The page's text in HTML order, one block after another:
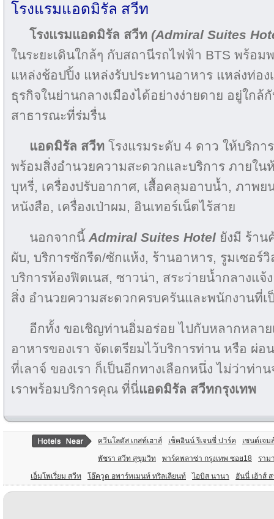
โรงแรมแอดมิรัล สวีท
โรงแรมแอดมิรัล สวีท (Admiral Suites
ในระยะเดินใกล้ๆ กับสถานีรถไฟฟ้า BTS พร้อม
แหล่งช้อปปิ้ง แหล่งรับประทานอาหาร แหล่งท่อง
ธุรกิจในย่านกลางเมืองได้อย่างง่ายดาย อยู่ใก
สาธารณะที่ร่มรื่น
แอดมิรัล สวีท โรงแรมระดับ 4 ดาว ให้บริก
พร้อมสิ่งอำนวยความสะดวกและบริการ ภายใ
บุหรี่, เครื่องปรับอากาศ, เสื้อคลุมอาบน้ำ, ภาพ
หนังสือ, เครื่องเป่าผม, อินเทอร์เน็ตไร้สาย
นอกจากนี้ Admiral Suites Hotel ยังมี ร้า
ผับ, บริการซักรีด/ซักแห้ง, ร้านอาหาร, รูมเซอร์
บริการห้องฟิตเนส, ซาวน่า, สระว่ายน้ำกลางแจ้
สิ่ง อำนวยความสะดวกครบครันและพนักงานที่เ
อีกทั้ง ขอเชิญท่านอิ่มอร่อย ไปกับหลากหลา
อาหารของเรา จัดเตรียมไว้บริการท่าน หรือ ผ่อ
ที่เลาจ์ ของเรา ก็เป็นอีกทางเลือกหนึ่ง ไม่ว่าท่า
เราพร้อมบริการคุณ ที่นี่แอดมิรัล สวีทกรุงเทพ
ควีนโลตัส เกสท์เฮาส์ เช็คอินน์ รีเจนซี่ ปาร์ค เซนต์เจม
พัชรา สวีท สุขุมวิท พาร์คพลาซ่า กรุงเทพ ซอย18 ราม
เอ็มโพเรี่ยม สวีท โอ๊ควูด อพาร์ทเมนท์ ทริลเลียนท์ ไอบิส นานา ฮันนี่ เฮ้าส์